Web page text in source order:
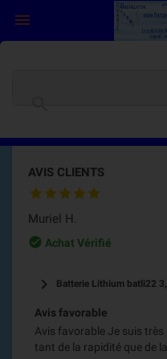

AVIS CLIENTS
Muriel H.
check_circle_outline
Achat Vérifié
keyboard_arrow_right Batterie Lithium batli22
Avis favorable
Avis favorable Je suis
tant de la rapidité que de